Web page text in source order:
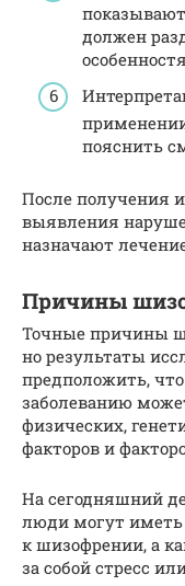
должен
пояснить
После получения
выявления
назначают
Причины
Точные причины
но результаты
предположить,
заболеванию
физических,
факторов и
На сегодняшний
люди могут иметь
к шизофрении, а
за собой стресс